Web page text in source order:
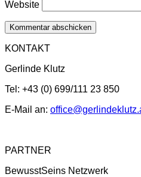
Website
KONTAKT
Gerlinde Klutz
Tel: +43 (0) 699/111 23 850
E-Mail an:
PARTNER
BewusstSeins Netzwerk